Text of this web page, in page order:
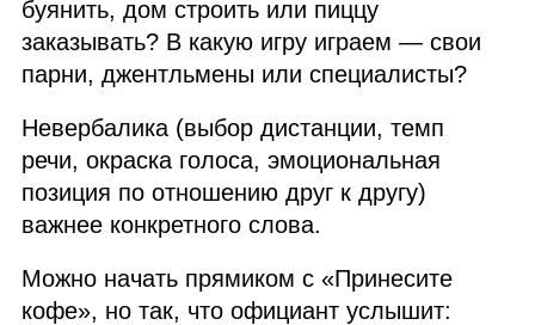
буянить, дом строить или пиццу
заказывать? В какую игру играем — свои
парни, джентльмены или специалисты?
Невербалика (выбор дистанции, темп
речи, окраска голоса, эмоциональная
позиция по отношению друг к другу)
важнее конкретного слова.
Можно начать прямиком с «Принесите
кофе», но так, что официант услышит: